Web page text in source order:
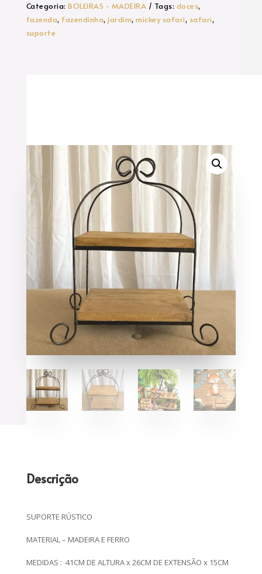
Categoria:BOLEIRAS - MADEIRA Tags: doces,
fazenda, fazendinha,jardim,mickey safari, safari,
suporte
Descrição
SUPORTE RÚSTICO
MATERIAL – MADEIRA E FERRO
MEDIDAS : 41CM DE ALTURA x 26CM DE EXTENSÃO x 15CM